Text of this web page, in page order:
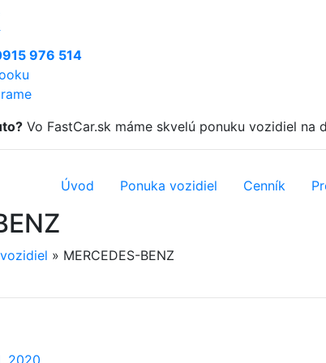
976 514
Vo FastCar.sk máme skvelú ponuku vozidiel na
Úvod Ponuka vozidiel Cenník
» MERCEDES-BENZ
2020